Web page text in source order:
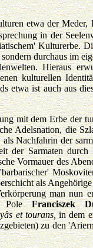
etwa der
in der
Kulturerbe.
durchaus im
Hieraus
kulturellen
etwa ist auch aus
mit dem Erbe der
Adelsnation, die
als Nachfahrin der
der Sarmaten
Vormauer des
als
man nun
PoleFranciszek
et tourans,in dem
zu den